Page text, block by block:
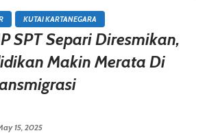
KUTAI KARTANEGARA
SPT Separi Diresmikan,
Makin Merata Di
15, 2025